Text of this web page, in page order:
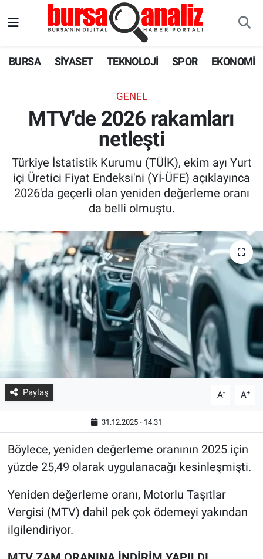
BURSA SİYASET TEKNOLOJİ SPOR EKONOMİ
GENEL
MTV'de 2026 rakamları
netleşti
Türkiye İstatistik Kurumu (TÜİK), ekim ayı Yurt
içi Üretici Fiyat Endeksi'ni (Yİ-ÜFE) açıklayınca
2026'da geçerli olan yeniden değerleme oranı
da belli olmuştu.
Paylaş A- A+
31.12.2025 - 14:31
Böylece, yeniden değerleme oranının 2025 için
yüzde 25,49 olarak uygulanacağı kesinleşmişti.
Yeniden değerleme oranı, Motorlu Taşıtlar
Vergisi (MTV) dahil pek çok ödemeyi yakından
ilgilendiriyor.
EKONOMİ
SAĞLIK
BLOG
Süper Lig Puan Durumu ve Fikstür
Tüm Manşetler
Son Dakika Haberleri